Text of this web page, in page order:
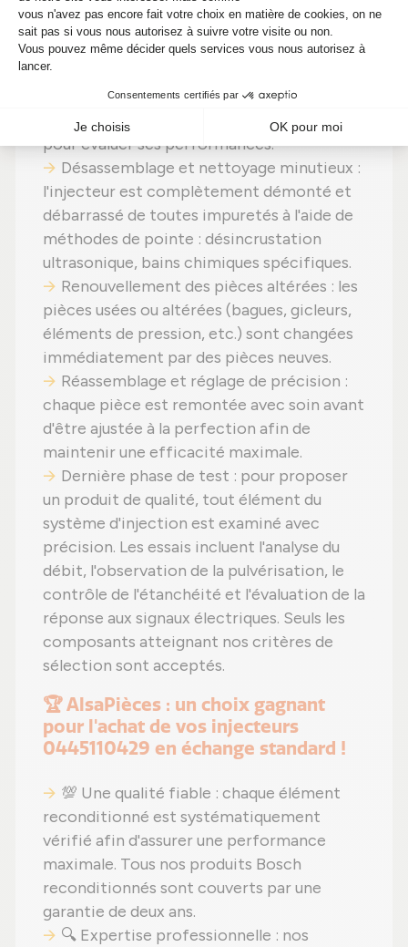
Chaque pièce est soigneusement
inspectée pour identifier les anomalies et
les signes d'usure. Des tests de débit de
carburant et de pulvérisation sont réalisés
pour évaluer ses performances.
Désassemblage et nettoyage minutieux :
l'injecteur est complètement démonté et
débarrassé de toutes impuretés à l'aide de
méthodes de pointe : désincrustation
ultrasonique, bains chimiques spécifiques.
Renouvellement des pièces altérées : les
pièces usées ou altérées (bagues, gicleurs,
éléments de pression, etc.) sont changées
immédiatement par des pièces neuves.
Réassemblage et réglage de précision :
chaque pièce est remontée avec soin avant
d'être ajustée à la perfection afin de
maintenir une efficacité maximale.
Dernière phase de test : pour proposer
un produit de qualité, tout élément du
système d'injection est examiné avec
précision. Les essais incluent l'analyse du
débit, l'observation de la pulvérisation, le
contrôle de l'étanchéité et l'évaluation de la
réponse aux signaux électriques. Seuls les
composants atteignant nos critères de
sélection sont acceptés.
🏆 AlsaPièces : un choix gagnant
pour l'achat de vos injecteurs
0445110429 en échange standard !
💯 Une qualité fiable : chaque élément
reconditionné est systématiquement
vérifié afin d'assurer une performance
maximale. Tous nos produits Bosch
reconditionnés sont couverts par une
garantie de deux ans.
🔍 Expertise professionnelle : nos